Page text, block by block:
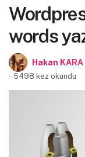
words
Hakan KARA
5498 kez okundu